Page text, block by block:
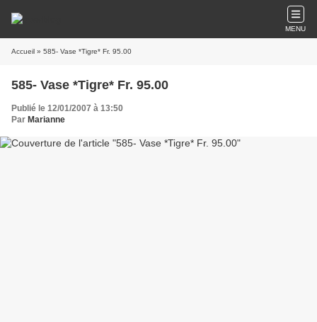
MENU
Accueil » 585- Vase *Tigre* Fr. 95.00
585- Vase *Tigre* Fr. 95.00
Publié le 12/01/2007 à 13:50
Par Marianne